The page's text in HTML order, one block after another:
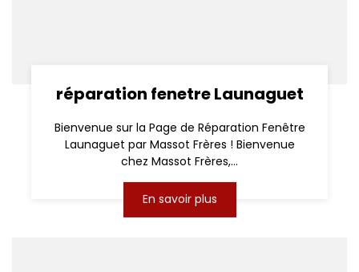
réparation fenetre Launaguet
Bienvenue sur la Page de Réparation Fenêtre
Launaguet par Massot Frères ! Bienvenue
chez Massot Frères,...
En savoir plus